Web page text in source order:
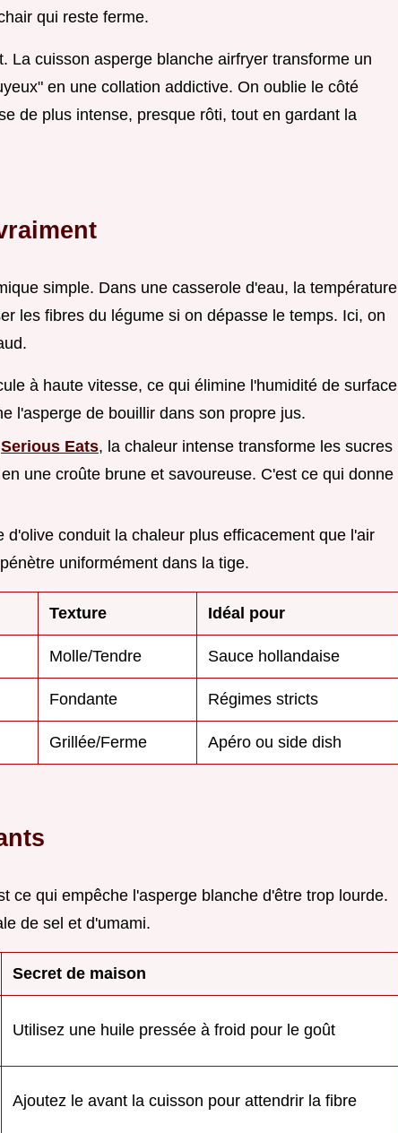
qui reste ferme.
La cuisson asperge blanche airfryer transforme un
en une collation addictive. On oublie le côté
de plus intense, presque rôti, tout en gardant la
simple. Dans une casserole d'eau, la température
les fibres du légume si on dépasse le temps. Ici, on
à haute vitesse, ce qui élimine l'humidité de surface
l'asperge de bouillir dans son propre jus.
Serious Eats, la chaleur intense transforme les sucres
une croûte brune et savoureuse. C'est ce qui donne
d'olive conduit la chaleur plus efficacement que l'air
uniformément dans la tige.
Texture Idéal pour
Molle/Tendre Sauce hollandaise
Fondante Régimes stricts
Grillée/Ferme Apéro ou side dish
ce qui empêche l'asperge blanche d'être trop lourde.
de sel et d'umami.
Secret de maison
Utilisez une huile pressée à froid pour le goût
Ajoutez le avant la cuisson pour attendrir la fibre